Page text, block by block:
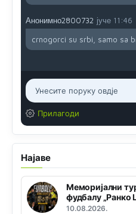
Анонимно2800732 јуче 11:46
crnogorci su srbi, samo sa
Прилагоди
Најаве
Меморијални
фудбалу „Ранко
10.08.2026.